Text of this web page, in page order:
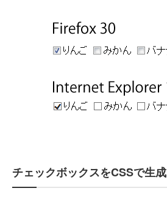
チェックボックスをCSSで生成